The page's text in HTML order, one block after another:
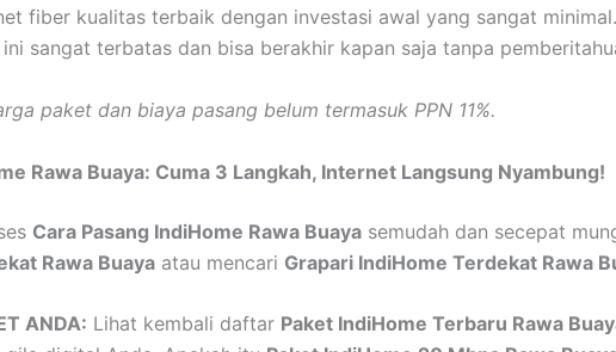
fiber kualitas terbaik dengan investasi awal yang sangat minimal.
sangat terbatas dan bisa berakhir kapan saja tanpa
paket dan biaya pasang belum termasuk PPN 11%.
Rawa Buaya: Cuma 3 Langkah, Internet Langsung Nyambung!
Cara Pasang IndiHome Rawa Buaya semudah dan secepat
Rawa Buaya atau mencari Grapari IndiHome Terdekat Rawa
ANDA: Lihat kembali daftar Paket IndiHome Terbaru Rawa